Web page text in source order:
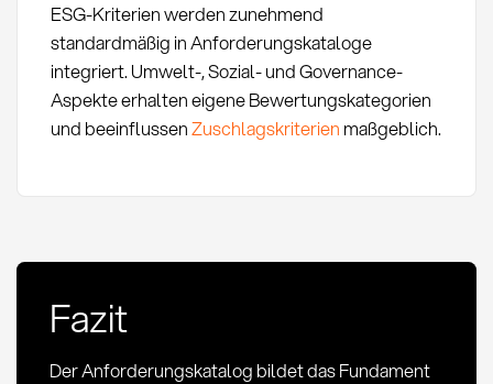
ESG-Kriterien werden zunehmend
standardmäßig in Anforderungskataloge
integriert. Umwelt-, Sozial- und Governance-
Aspekte erhalten eigene Bewertungskategorien
und beeinflussenZuschlagskriterien maßgeblich.
Fazit
Der Anforderungskatalog bildet das Fundament